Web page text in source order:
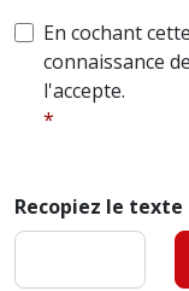
En cochant
connaissance
l'accepte.
Recopiez le